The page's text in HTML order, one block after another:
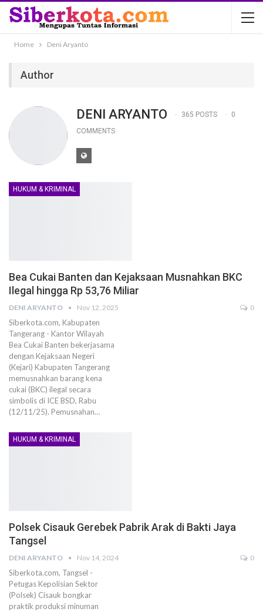
Home Deni Aryanto
Author
DENI ARYANTO 365 POSTS
0
COMMENTS
HUKUM & KRIMINAL
Bea Cukai Banten dan Kejaksaan Musnahkan BKC
Ilegal hingga Rp 53,76 Miliar
DENI ARYANTO Nov 12, 2025 0
Siberkota.com, Kabupaten
Tangerang - Kantor Wilayah
Bea Cukai Banten bekerjasama
dengan Kejaksaan Negeri
(Kejari) Kabupaten Tangerang
memusnahkan barang kena
cukai (BKC) ilegal secara
simbolis di ICE BSD, Rabu
(12/11/25). Pemusnahan…
HUKUM & KRIMINAL
Polsek Cisauk Gerebek Pabrik Arak di Bakti Jaya
Tangsel
DENI ARYANTO Nov 14, 2024 0
Siberkota.com, Tangsel -
Petugas Kepolisian Sektor
(Polsek) Cisauk bongkar
praktik produksi minuman